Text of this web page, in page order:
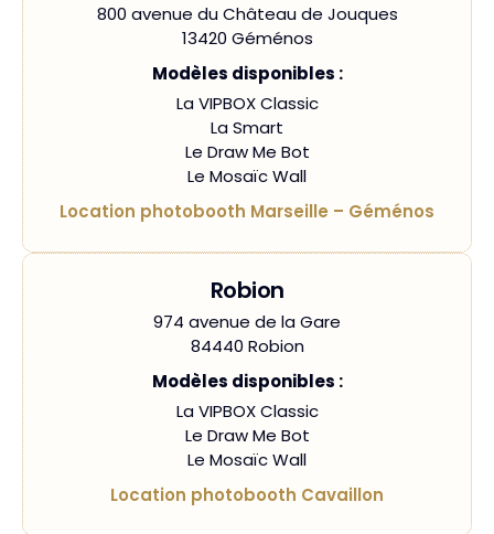
800 avenue du Château de Jouques
13420 Géménos
Modèles disponibles :
La VIPBOX Classic
La Smart
Le Draw Me Bot
Le Mosaïc Wall
Location photobooth Marseille – Géménos
Robion
974 avenue de la Gare
84440 Robion
Modèles disponibles :
La VIPBOX Classic
Le Draw Me Bot
Le Mosaïc Wall
Location photobooth Cavaillon